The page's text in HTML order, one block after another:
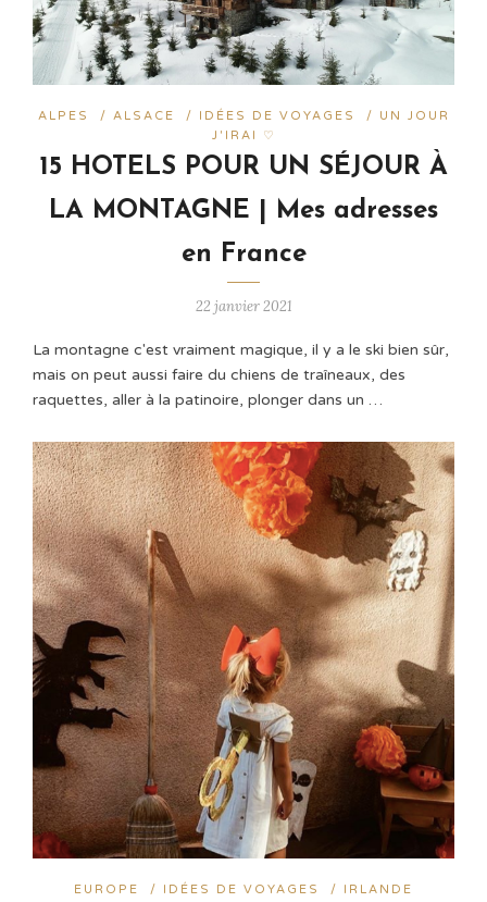
ALPES / ALSACE / IDÉES DE VOYAGES /
UN JOUR
J'IRAI ♡
15 HOTELS POUR UN SÉJOUR À
LA MONTAGNE | Mes adresses
en France
22 janvier 2021
La montagne c'est vraiment magique, il y a le ski bien sûr,
mais on peut aussi faire du chiens de traîneaux, des
raquettes, aller à la patinoire, plonger dans un …
EUROPE / IDÉES DE VOYAGES / IRLANDE